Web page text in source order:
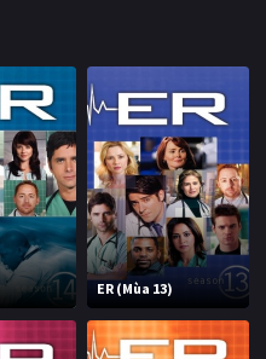
ER (Mùa 13)